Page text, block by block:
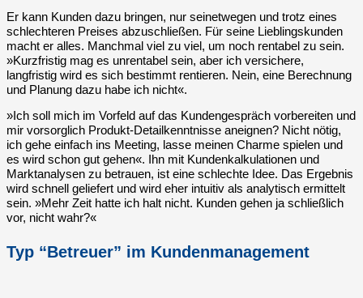
Er kann Kunden dazu bringen, nur seinetwegen und trotz eines
schlechteren Preises abzuschließen. Für seine Lieblingskunden
macht er alles. Manchmal viel zu viel, um noch rentabel zu sein.
»Kurzfristig mag es unrentabel sein, aber ich versichere,
langfristig wird es sich bestimmt rentieren. Nein, eine Berechnung
und Planung dazu habe ich nicht«.
»Ich soll mich im Vorfeld auf das Kundengespräch vorbereiten und
mir vorsorglich Produkt-Detailkenntnisse aneignen? Nicht nötig,
ich gehe einfach ins Meeting, lasse meinen Charme spielen und
es wird schon gut gehen«. Ihn mit Kundenkalkulationen und
Marktanalysen zu betrauen, ist eine schlechte Idee. Das Ergebnis
wird schnell geliefert und wird eher intuitiv als analytisch ermittelt
sein. »Mehr Zeit hatte ich halt nicht. Kunden gehen ja schließlich
vor, nicht wahr?«
Typ “Betreuer” im Kundenmanagement